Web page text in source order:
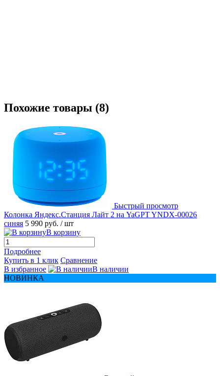
Похожие товары (8)
Быстрый просмотр
Колонка Яндекс.Станция Лайт 2 на YaGPT YNDX-00026
синяя 5 990 руб. / шт
В корзину
Подробнее
Купить в 1 клик Сравнение
В избранное
В наличии
НОВИНКА